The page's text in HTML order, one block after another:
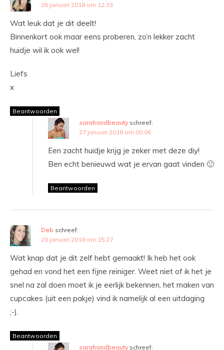
26 januari 2018 om 12:33
Wat leuk dat je dit deelt!
Binnenkort ook maar eens proberen, zo’n lekker zacht
huidje wil ik ook wel!
Liefs
x
Beantwoorden
sarahandbeauty schreef:
27 januari 2018 om 00:06
Een zacht huidje krijg je zeker met deze diy!
Ben echt benieuwd wat je ervan gaat vinden 🙂
Beantwoorden
Deb schreef:
28 januari 2018 om 15:27
Wat knap dat je dit zelf hebt gemaakt! Ik heb het ook
gehad en vond het een fijne reiniger. Weet niet of ik het je
snel na zal doen moet ik je eerlijk bekennen, het maken van
cupcakes (uit een pakje) vind ik namelijk al een uitdaging
;-).
Beantwoorden
sarahandbeauty schreef: